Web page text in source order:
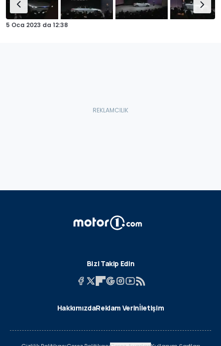
5 Oca 2023 da 12:38
Bizi Takip Edin
HakkımızdaReklam Verinİletişim